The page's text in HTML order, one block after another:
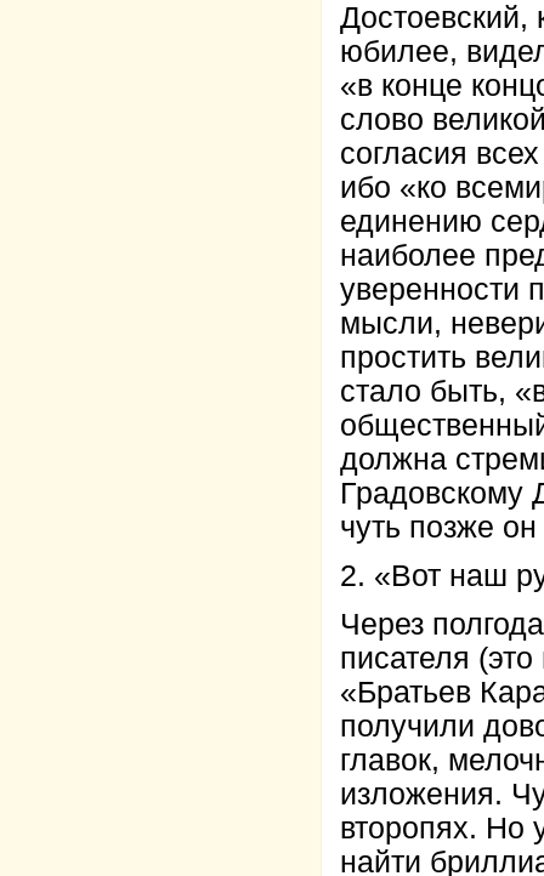
Достоевский,
юбилее,
«в конце
слово
согласия
ибо «ко
единению
наиболее
уверенности
мысли,
простить
стало быть,
должна
Градовскому
чуть позже
2. «Вот наш
Через
писателя
«Братьев
получили
главок,
изложения.
второпях. Но
найти